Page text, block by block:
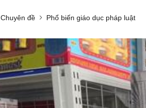
Chuyên đề Phổ biến giáo dục pháp luật